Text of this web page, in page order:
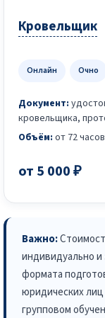
Кровельщик
Онлайн Очно
Документ:
кровельщика,
Объём: от 72 часов
от 5 000 ₽
Важно:
индивидуально
формата
юридических
групповом